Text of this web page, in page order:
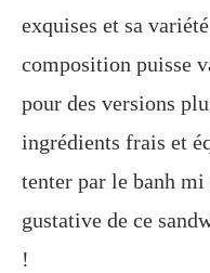
exquises et sa
composition puisse
pour des versions
ingrédients frais et
tenter par le banh
gustative de ce
!